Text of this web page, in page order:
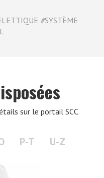
#SYSTÈME
sur le portail SCC
P-T U-Z